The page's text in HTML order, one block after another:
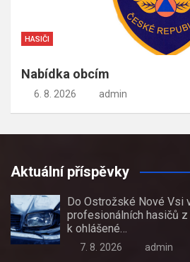
HASIČI
Nabídka obcím
6. 8. 2026 admin
Aktuální příspěvky
Do Ostrožské Nové Vsi
profesionálních hasičů
k ohlášené…
7. 8. 2026 admin